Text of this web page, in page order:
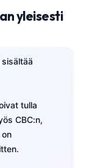
yleisesti
tulla
CBC:n,